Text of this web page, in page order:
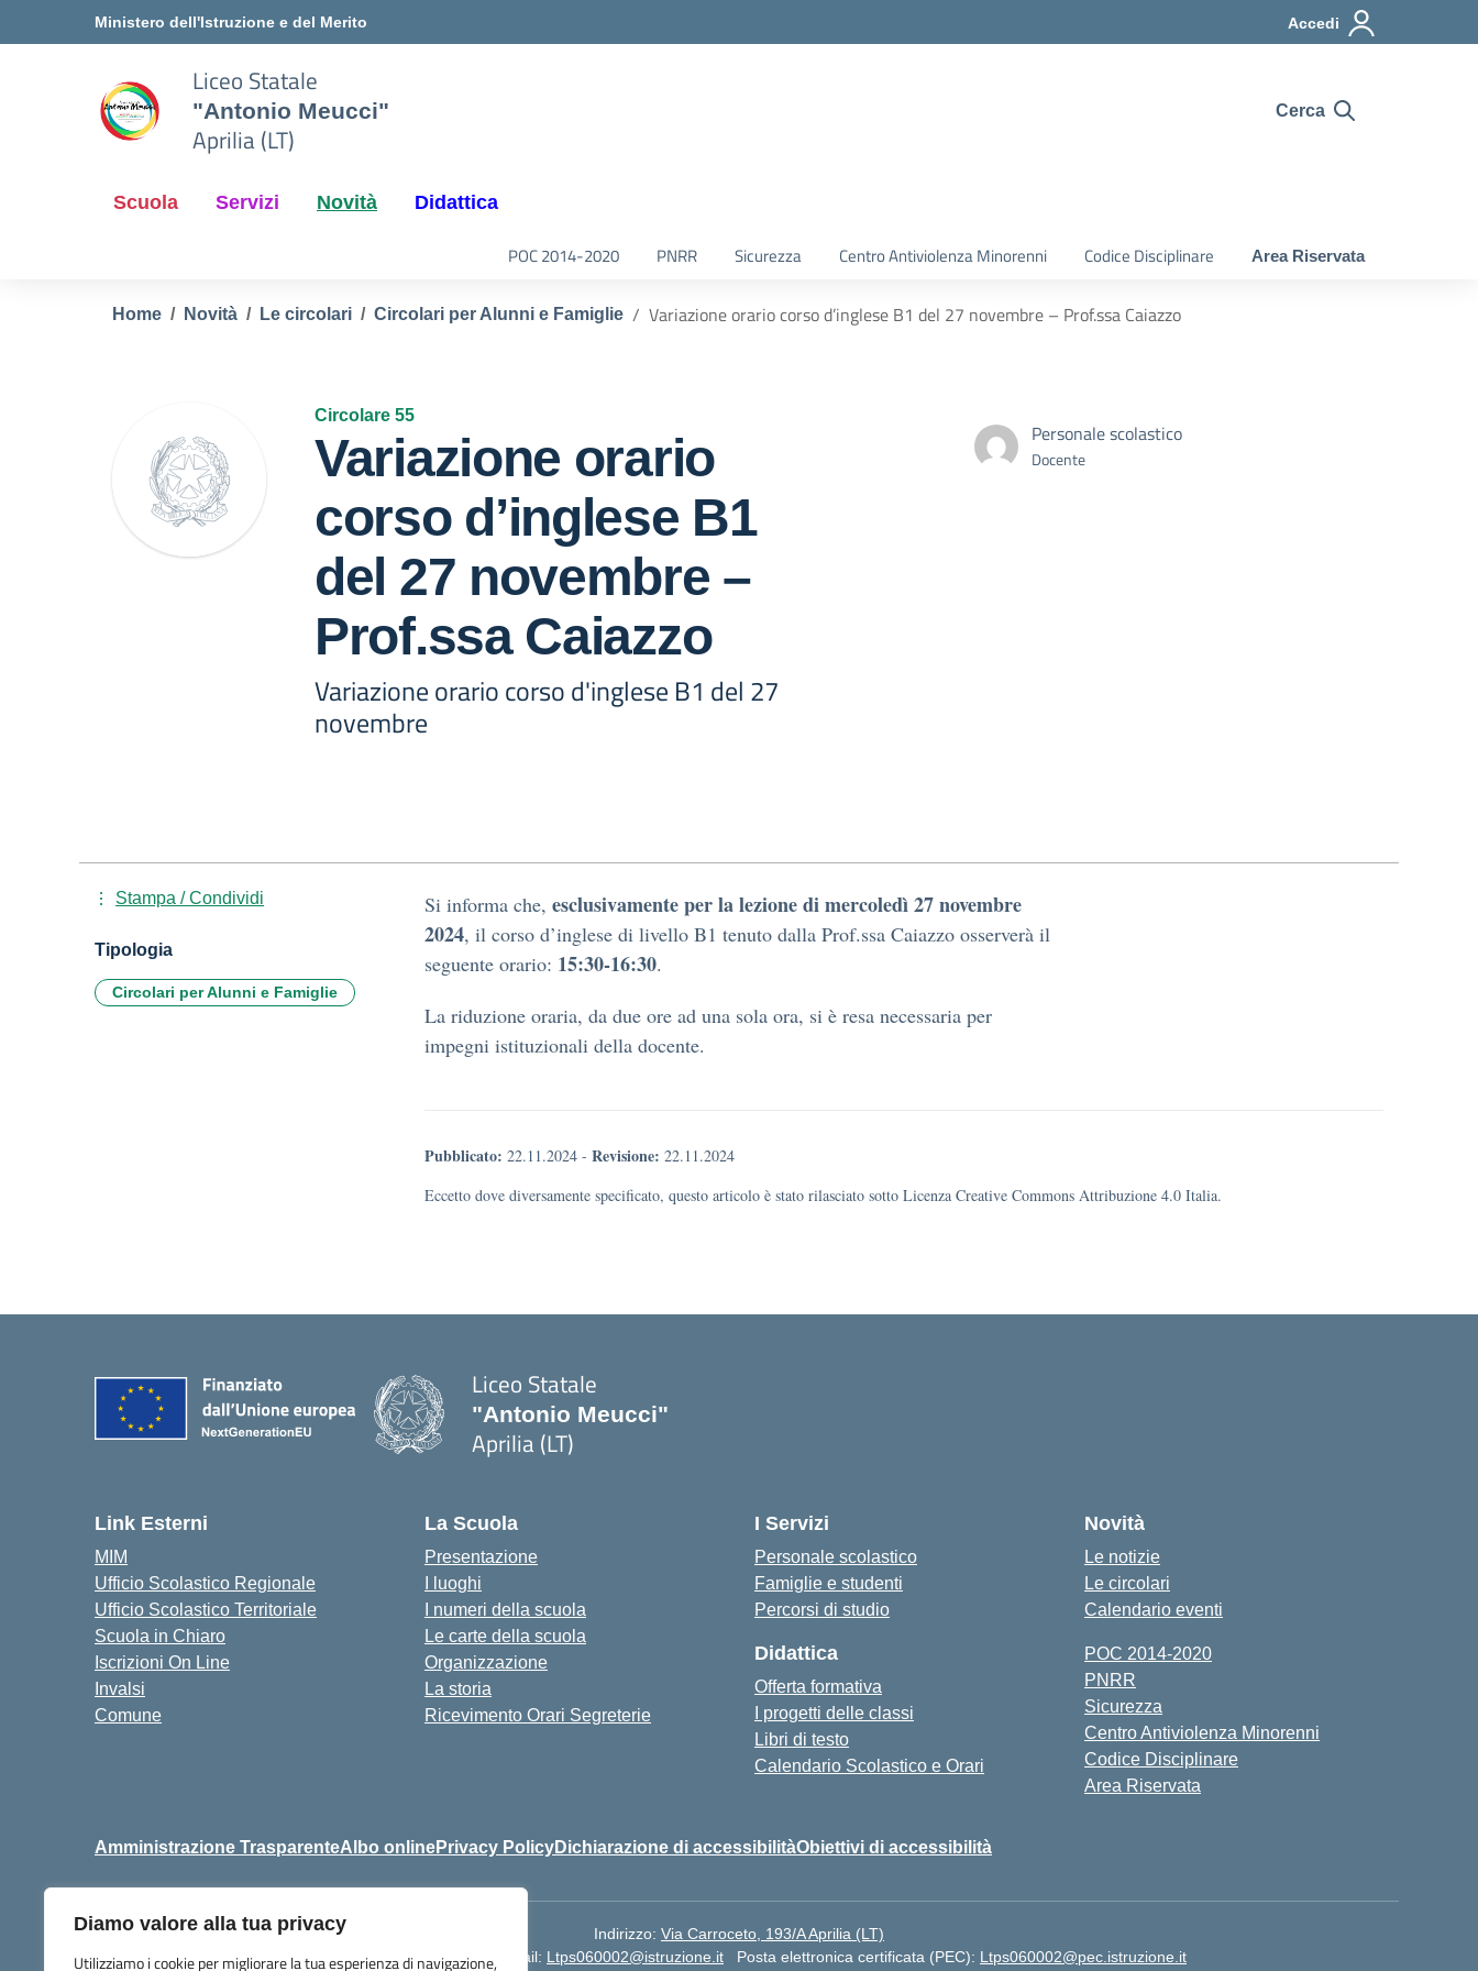
Diamo valore alla tua privacy
Utilizziamo i cookie per migliorare la tua esperienza di navigazione,
Ministero dell'Istruzione e del Merito Accedi
Liceo Statale
"Antonio Meucci"
Aprilia (LT)
Cerca
Scuola Servizi Novità Didattica
POC 2014-2020 PNRR Sicurezza Centro Antiviolenza Minorenni Codice Disciplinare Area Riservata
Home Novità Le circolari Circolari per Alunni e Famiglie Variazione orario corso d’inglese B1 del 27 novembre – Prof.ssa Caiazzo
Circolare 55
Variazione orario
corso d’inglese B1
del 27 novembre –
Prof.ssa Caiazzo
Variazione orario corso d'inglese B1 del 27
novembre
Personale scolastico
Docente
Si informa che, esclusivamente per la lezione di mercoledì 27 novembre
2024, il corso d’inglese di livello B1 tenuto dalla Prof.ssa Caiazzo osserverà il
seguente orario: 15:30-16:30.
La riduzione oraria, da due ore ad una sola ora, si è resa necessaria per
impegni istituzionali della docente.
Pubblicato: 22.11.2024 - Revisione: 22.11.2024
Eccetto dove diversamente specificato, questo articolo è stato rilasciato sotto Licenza Creative Commons Attribuzione 4.0 Italia.
Stampa / Condividi
Tipologia
Circolari per Alunni e Famiglie
Liceo Statale
"Antonio Meucci"
Aprilia (LT)
Link Esterni
MIM
Ufficio Scolastico Regionale
Ufficio Scolastico Territoriale
Scuola in Chiaro
Iscrizioni On Line
Invalsi
Comune
La Scuola
Presentazione
I luoghi
I numeri della scuola
Le carte della scuola
Organizzazione
La storia
Ricevimento Orari Segreterie
I Servizi
Personale scolastico
Famiglie e studenti
Percorsi di studio
Didattica
Offerta formativa
I progetti delle classi
Libri di testo
Calendario Scolastico e Orari
Novità
Le notizie
Le circolari
Calendario eventi
POC 2014-2020
PNRR
Sicurezza
Centro Antiviolenza Minorenni
Codice Disciplinare
Area Riservata
Amministrazione TrasparenteAlbo onlinePrivacy PolicyDichiarazione di accessibilitàObiettivi di accessibilità
Indirizzo: Via Carroceto, 193/A Aprilia (LT)
Centralino:
+39 06 9257678 Email: Ltps060002@istruzione.it Posta elettronica certificata (PEC): Ltps060002@pec.istruzione.it